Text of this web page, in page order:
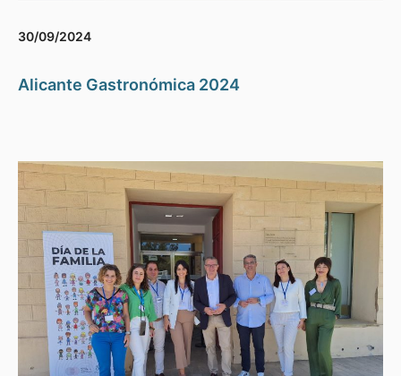
30/09/2024
Alicante Gastronómica 2024